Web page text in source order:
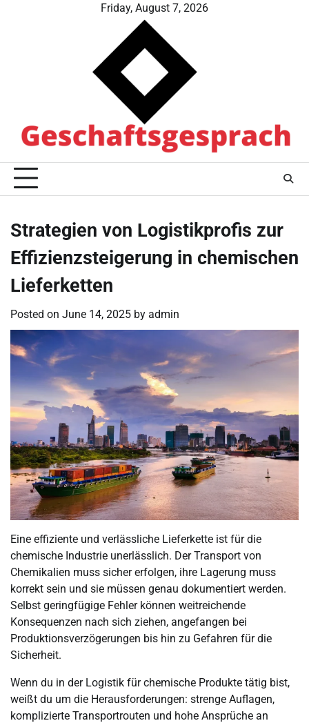
Friday, August 7, 2026
Strategien von Logistikprofis zur
Effizienzsteigerung in chemischen
Lieferketten
Posted on June 14, 2025 by admin
Eine effiziente und verlässliche Lieferkette ist für die
chemische Industrie unerlässlich. Der Transport von
Chemikalien muss sicher erfolgen, ihre Lagerung muss
korrekt sein und sie müssen genau dokumentiert werden.
Selbst geringfügige Fehler können weitreichende
Konsequenzen nach sich ziehen, angefangen bei
Produktionsverzögerungen bis hin zu Gefahren für die
Sicherheit.
Wenn du in der Logistik für chemische Produkte tätig bist,
weißt du um die Herausforderungen: strenge Auflagen,
komplizierte Transportrouten und hohe Ansprüche an